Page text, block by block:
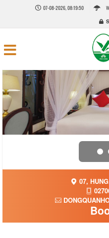
07-08-2026, 08:19:51
07,